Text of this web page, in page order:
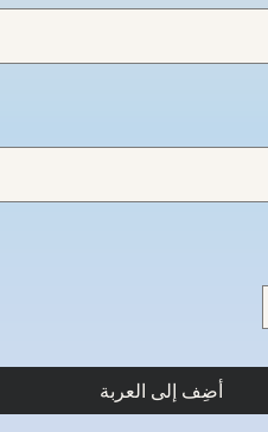
أضِف إلى العربة